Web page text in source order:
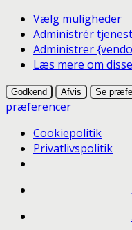
Vælg muligheder
Administrér
Administrer
Læs mere om
Godkend Afvis Se
præferencer
Cookiepolitik
Privatlivspolitik
Skip
content